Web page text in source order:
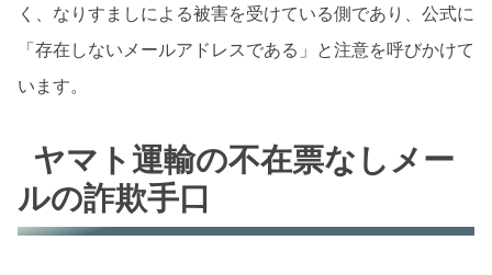
く、なりすましによる被害を受けている側であり、公式に
「存在しないメールアドレスである」と注意を呼びかけて
います。
ヤマト運輸の不在票なしメー
ルの詐欺手口